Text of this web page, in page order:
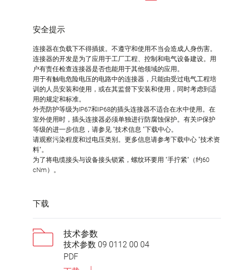
安全提示
连接器在负载下不得插拔。不遵守和使用不当会造成人身伤害。
连接器的开发是为了应用于工厂工程、控制和电气设备建设。用
户有责任检查连接器是否也能用于其他领域的应用。
用于有触电危险电压的电路中的连接器，只能由受过电气工程培
训的人员安装和使用，或在其监督下安装和使用，同时考虑到适
用的规定和标准。
外壳防护等级为IP67和IP68的插头连接器不适合在水中使用。在
室外使用时，插头连接器必须单独进行防腐蚀保护。有关IP保护
等级的进一步信息，请参见 "技术信息 "下载中心。
请观察污染程度和过电压类别。更多信息请参考下载中心 "技术资
料"。
为了将电缆接头与设备接头锁紧，螺纹环要用 "手拧紧"（约60
cNm）。
下载
技术参数
技术参数 09 0112 00 04
PDF